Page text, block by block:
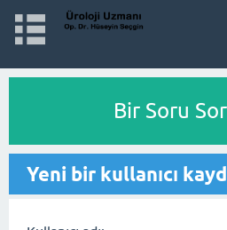
Bir Soru Sor
Yeni bir kullanıcı